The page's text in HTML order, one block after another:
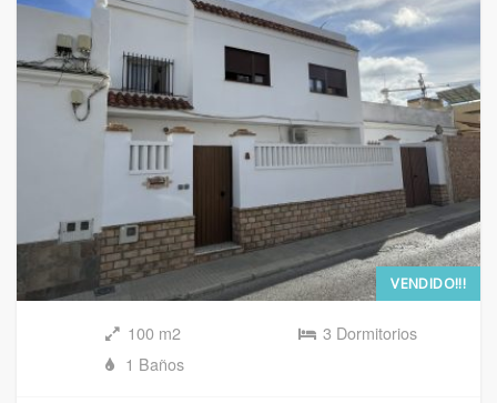
VENDIDO!!!
100 m2
3 Dormitorios
1 Baños